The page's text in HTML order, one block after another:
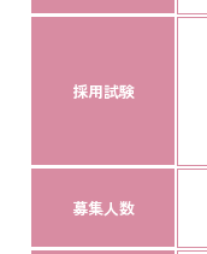
採用試験
募集人数